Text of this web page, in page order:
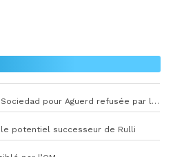
La première offre de la Real Sociedad pour Aguerd refusée par l’OM
potentiel successeur de Rulli